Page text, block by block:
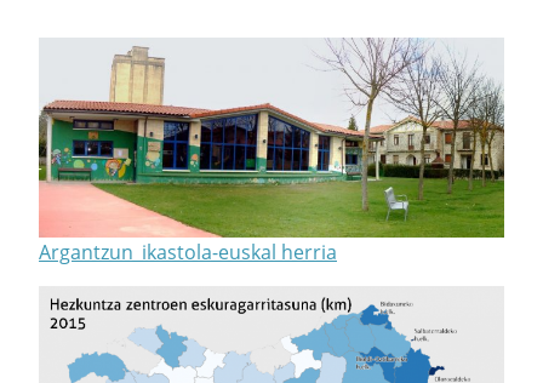
Argantzun_ikastola-euskal herria